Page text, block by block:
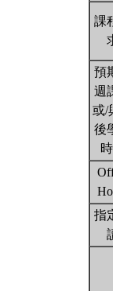
課
預
週
或/
後
指